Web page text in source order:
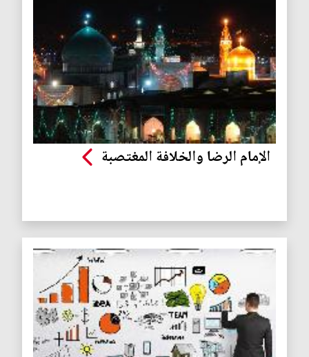
الإمام الرضا والخلافة المغتصبة